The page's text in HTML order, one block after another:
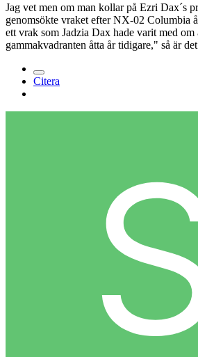
Jag vet men om man kollar på Ezri Dax´s
genomsökte vraket efter NX-02 Columbia
ett vrak som Jadzia Dax hade varit med om
gammakvadranten åtta år tidigare," så är
Citera